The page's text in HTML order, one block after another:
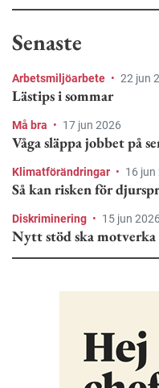
Senaste
Arbetsmiljöarbete • 22 jun
Lästips i sommar
Må bra • 17 jun 2026
Våga släppa jobbet på
Klimatförändringar • 16 jun
Så kan risken för
Diskriminering • 15 jun 2026
Nytt stöd ska motverka